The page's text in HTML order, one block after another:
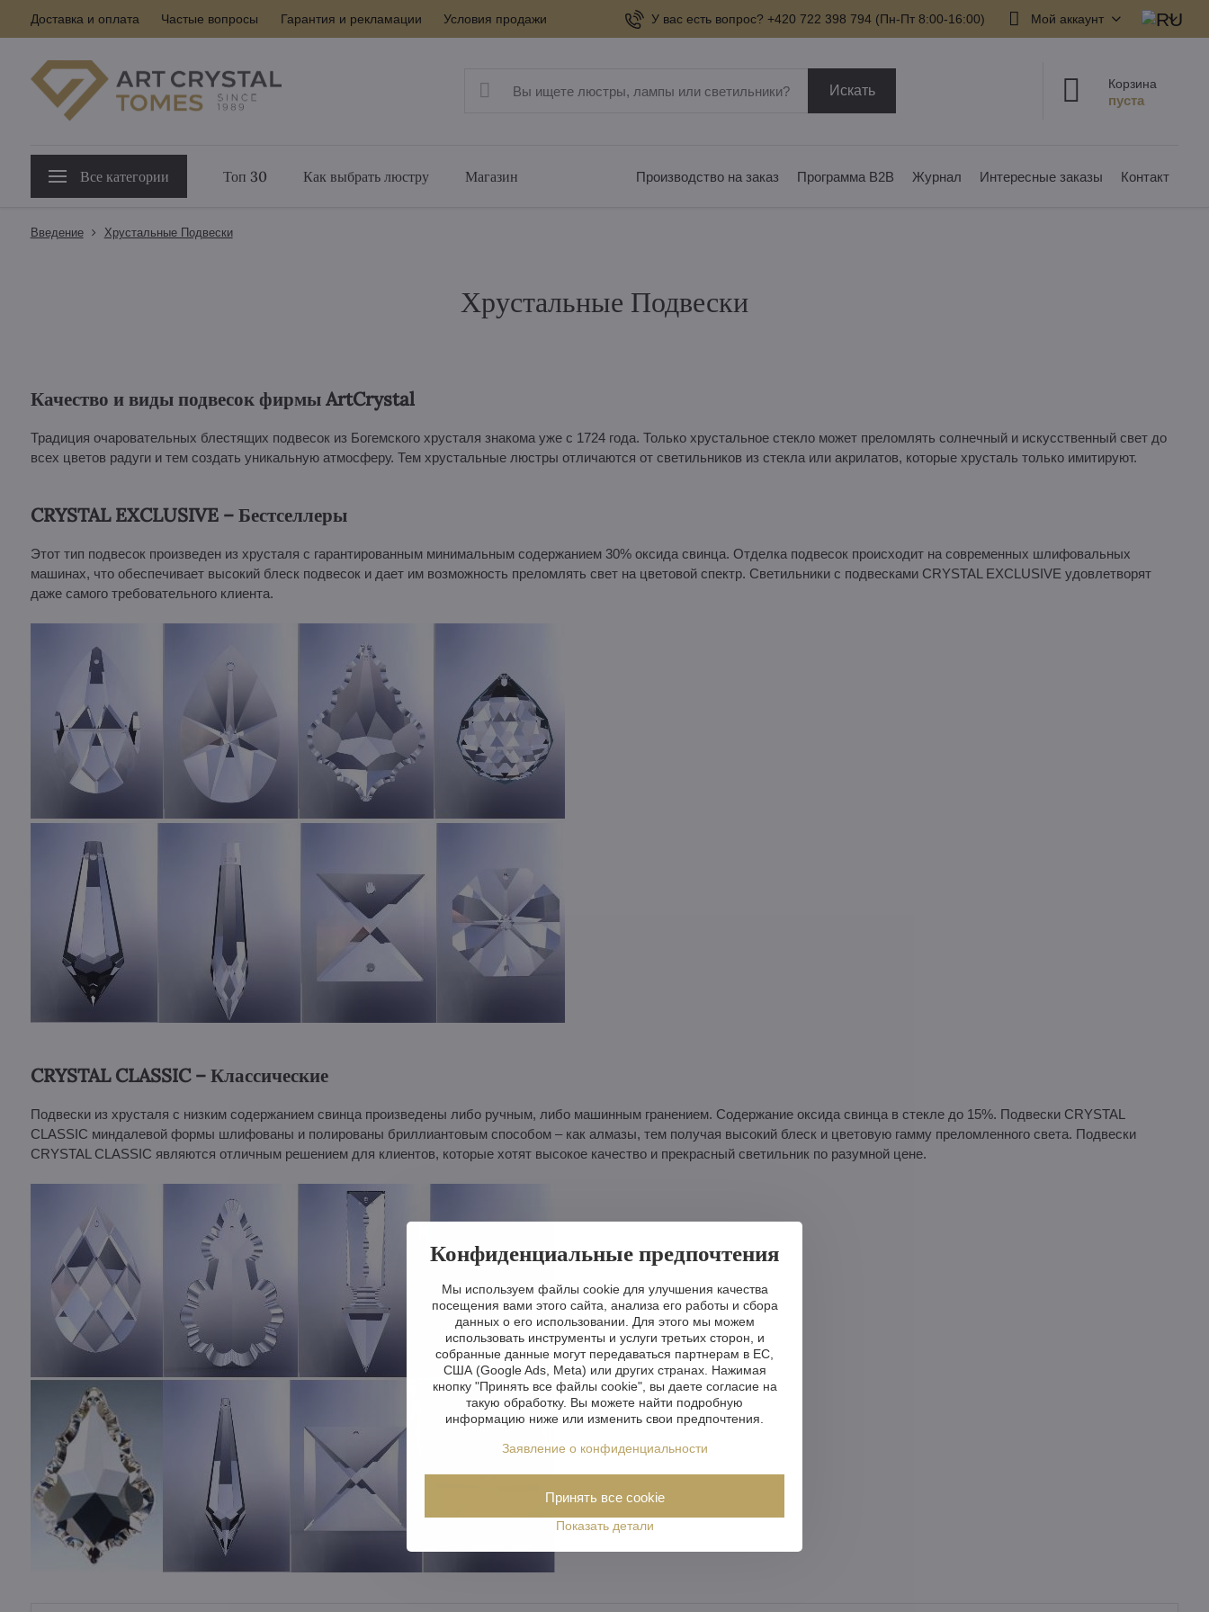
Доставка и оплата Частые вопросы Гарантия и рекламации Условия продажи У вас есть вопрос? +420 722 398 794​ (Пн-Пт 8:00-16:00) Мой аккаунт
Искать Корзина
Все категории Топ 30 Как выбрать люстру Магазин Производство на заказ Программа B2B Журнал Интересные заказы Контакт
Введение Хрустальные Подвески
Хрустальные Подвески
Качество и виды подвесок фирмы ArtCrystal
Традиция очаровательных блестящих подвесок из Богемского хрусталя знакома уже с 1724 года. Только хрустальное стекло может преломлять солнечный и искусственный свет до
всех цветов радуги и тем создать уникальную атмосферу. Тем хрустальные люстры отличаются от светильников из стекла или акрилатов, которые хрусталь только имитируют.
CRYSTAL EXCLUSIVE – Бестселлеры
Этот тип подвесок произведен из хрусталя с гарантированным минимальным содержанием 30% оксида свинца. Отделка подвесок происходит на современных шлифовальных
машинах, что обеспечивает высокий блеск подвесок и дает им возможность преломлять свет на цветовой спектр. Светильники с подвесками CRYSTAL EXCLUSIVE удовлетворят
даже самого требовательного клиента.
CRYSTAL CLASSIC – Классические
Подвески из хрусталя с низким содержанием свинца произведены либо ручным, либо машинным гранением. Содержание оксида свинца в стекле до 15%. Подвески CRYSTAL
CLASSIC миндалевой формы шлифованы и полированы бриллиантовым способом – как алмазы, тем получая высокий блеск и цветовую гамму преломленного света. Подвески
CRYSTAL CLASSIC являются отличным решением для клиентов, которые хотят высокое качество и прекрасный светильник по разумной цене.
Конфиденциальные предпочтения
Мы используем файлы cookie для улучшения качества
посещения вами этого сайта, анализа его работы и сбора
данных о его использовании. Для этого мы можем
использовать инструменты и услуги третьих сторон, и
собранные данные могут передаваться партнерам в ЕС,
США (Google Ads, Meta) или других странах. Нажимая
кнопку "Принять все файлы cookie", вы даете согласие на
такую обработку. Вы можете найти подробную
информацию ниже или изменить свои предпочтения.
Заявление о конфиденциальности
Показать детали
Принять все cookie